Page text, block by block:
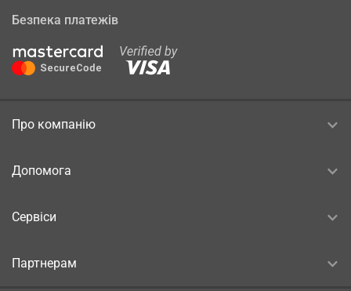
Безпека платежів
Про компанію
Допомога
Сервіси
Партнерам